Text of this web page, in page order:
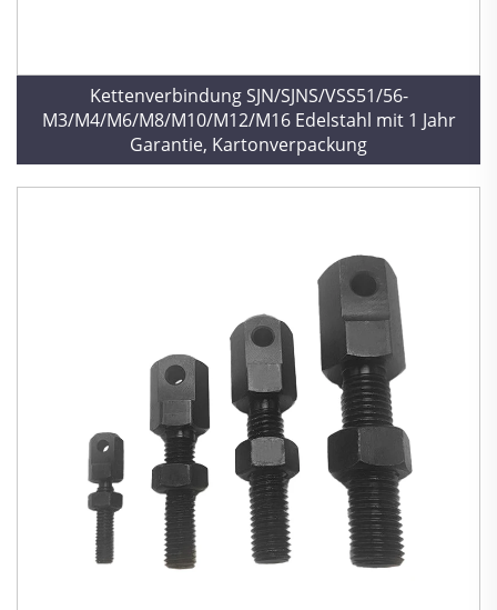
Kettenverbindung SJN/SJNS/VSS51/56-
M3/M4/M6/M8/M10/M12/M16 Edelstahl mit 1 Jahr
Garantie, Kartonverpackung